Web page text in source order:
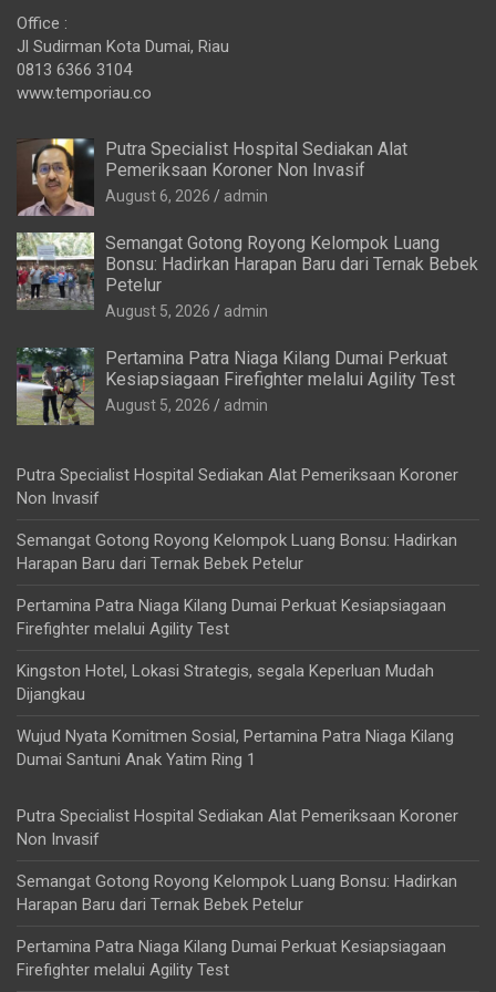
Office :
Jl Sudirman Kota Dumai, Riau
0813 6366 3104
www.temporiau.co
Putra Specialist Hospital Sediakan Alat
Pemeriksaan Koroner Non Invasif
August 6, 2026 admin
Semangat Gotong Royong Kelompok Luang
Bonsu: Hadirkan Harapan Baru dari Ternak Bebek
Petelur
August 5, 2026 admin
Pertamina Patra Niaga Kilang Dumai Perkuat
Kesiapsiagaan Firefighter melalui Agility Test
August 5, 2026 admin
Putra Specialist Hospital Sediakan Alat Pemeriksaan Koroner
Non Invasif
Semangat Gotong Royong Kelompok Luang Bonsu: Hadirkan
Harapan Baru dari Ternak Bebek Petelur
Pertamina Patra Niaga Kilang Dumai Perkuat Kesiapsiagaan
Firefighter melalui Agility Test
Kingston Hotel, Lokasi Strategis, segala Keperluan Mudah
Dijangkau
Wujud Nyata Komitmen Sosial, Pertamina Patra Niaga Kilang
Dumai Santuni Anak Yatim Ring 1
Putra Specialist Hospital Sediakan Alat Pemeriksaan Koroner
Non Invasif
Semangat Gotong Royong Kelompok Luang Bonsu: Hadirkan
Harapan Baru dari Ternak Bebek Petelur
Pertamina Patra Niaga Kilang Dumai Perkuat Kesiapsiagaan
Firefighter melalui Agility Test